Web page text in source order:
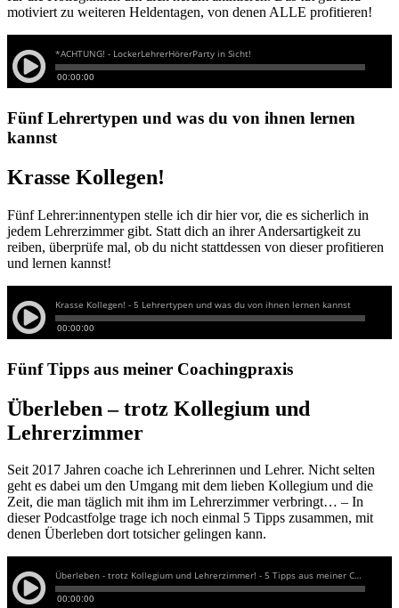
motiviert zu weiteren Heldentagen, von denen ALLE profitieren!
Fünf Lehrertypen und was du von ihnen lernen
kannst
Krasse Kollegen!
Fünf Lehrer:innentypen stelle ich dir hier vor, die es sicherlich in
jedem Lehrerzimmer gibt. Statt dich an ihrer Andersartigkeit zu
reiben, überprüfe mal, ob du nicht stattdessen von dieser profitieren
und lernen kannst!
Fünf Tipps aus meiner Coachingpraxis
Überleben – trotz Kollegium und
Lehrerzimmer
Seit 2017 Jahren coache ich Lehrerinnen und Lehrer. Nicht selten
geht es dabei um den Umgang mit dem lieben Kollegium und die
Zeit, die man täglich mit ihm im Lehrerzimmer verbringt… – In
dieser Podcastfolge trage ich noch einmal 5 Tipps zusammen, mit
denen Überleben dort totsicher gelingen kann.